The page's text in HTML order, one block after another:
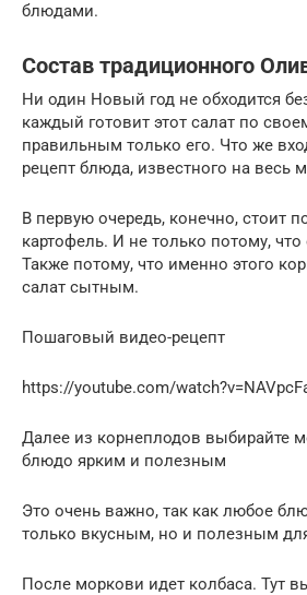
блюдами.
Состав традиционного
Ни один Новый год не обходится
каждый готовит этот салат по
правильным только его. Что же
рецепт блюда, известного на весь
В первую очередь, конечно, стоит
картофель. И не только потому, что
Также потому, что именно этого
салат сытным.
Пошаговый видео-рецепт
https://youtube.com/
Далее из корнеплодов выбирайте
блюдо ярким и полезным
Это очень важно, так как любое
только вкусным, но и полезным
После моркови идет колбаса. Тут